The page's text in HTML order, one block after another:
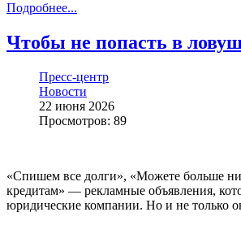
Подробнее...
Чтобы не попасть в
Пресс-центр
Новости
22 июня 2026
Просмотров: 89
«Спишем все долги», «Можете больше
кредитам» — рекламные объявления,
юридические компании. Но и не только